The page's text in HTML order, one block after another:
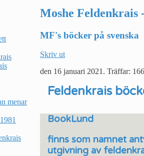
Moshe Feldenkrais
MF's böcker på svenska
Skriv ut
den 16 januari 2021 .Träffar:
Feldenkrais
BookLund
finns som namnet
utgivning av
menar